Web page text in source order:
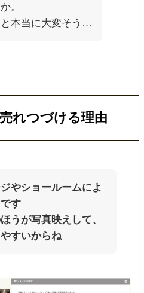
。
本当に大変そう…
れつづける理由
やショールームによ
す
うが写真映えして、
すいからね